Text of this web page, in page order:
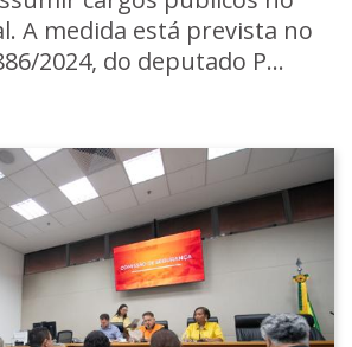
A medida está prevista no
2024, do deputado P...